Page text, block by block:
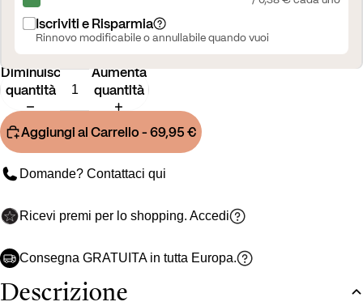
Iscriviti e Risparmia
Rinnovo modificabile o annullabile quando vuoi
Diminuisci
quantità
Aumenta
quantità
Aggiungi al Carrello- 69,95 €
Domande? Contattaci qui
Ricevi premi per lo shopping. Accedi
Consegna GRATUITA in tutta Europa.
Descrizione